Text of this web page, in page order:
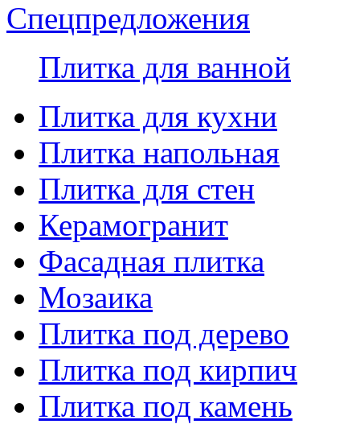
Спецпредложения
Плитка для ванной
Плитка для кухни
Плитка напольная
Плитка для стен
Керамогранит
Фасадная плитка
Мозаика
Плитка под дерево
Плитка под кирпич
Плитка под камень